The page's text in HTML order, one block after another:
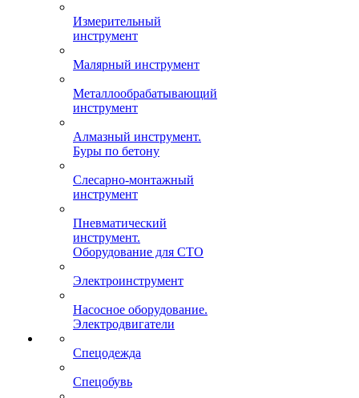
Измерительный
инструмент
Малярный инструмент
Металлообрабатывающий
инструмент
Алмазный инструмент.
Буры по бетону
Слесарно-монтажный
инструмент
Пневматический
инструмент.
Оборудование для СТО
Электроинструмент
Насосное оборудование.
Электродвигатели
Спецодежда
Спецобувь